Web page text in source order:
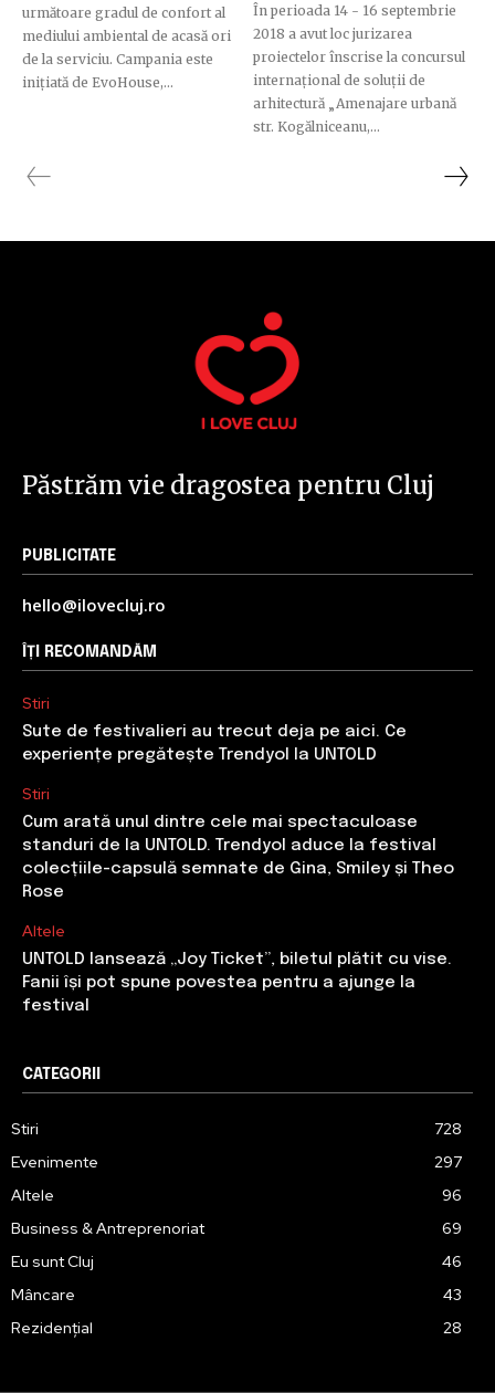
următoare gradul de confort al
mediului ambiental de acasă ori
de la serviciu. Campania este
inițiată de EvoHouse,...
În perioada 14 - 16 septembrie
2018 a avut loc jurizarea
proiectelor înscrise la concursul
internațional de soluții de
arhitectură „Amenajare urbană
str. Kogălniceanu,...
Păstrăm vie dragostea pentru Cluj
PUBLICITATE
hello@ilovecluj.ro
ÎȚI RECOMANDĂM
Stiri
Sute de festivalieri au trecut deja pe aici. Ce
experiențe pregătește Trendyol la UNTOLD
Stiri
Cum arată unul dintre cele mai spectaculoase
standuri de la UNTOLD. Trendyol aduce la festival
colecțiile-capsulă semnate de Gina, Smiley și Theo
Rose
Altele
UNTOLD lansează „Joy Ticket”, biletul plătit cu vise.
Fanii își pot spune povestea pentru a ajunge la
festival
CATEGORII
Stiri
728
Evenimente
297
Altele
96
Business & Antreprenoriat
69
Eu sunt Cluj
46
Mâncare
43
Rezidențial
28